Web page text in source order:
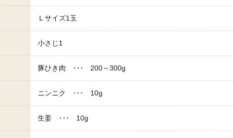
Ｌサイズ1玉
小さじ1
豚ひき肉 ･･･ 200～300g
ニンニク ･･･ 10g
生姜 ･･･ 10g